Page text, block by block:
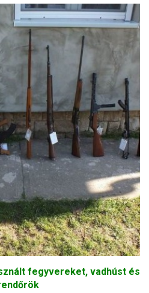
fegyvereket, vadhúst és